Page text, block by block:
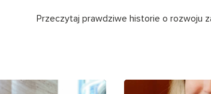
Przeczytaj prawdziwe historie o rozwoju